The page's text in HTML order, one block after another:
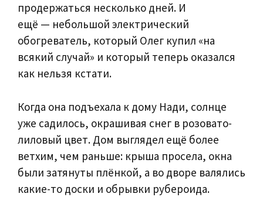
продержаться несколько дней. И
ещё — небольшой электрический
обогреватель, который Олег купил «на
всякий случай» и который теперь оказался
как нельзя кстати.
Когда она подъехала к дому Нади, солнце
уже садилось, окрашивая снег в розовато-
лиловый цвет. Дом выглядел ещё более
ветхим, чем раньше: крыша просела, окна
были затянуты плёнкой, а во дворе валялись
какие-то доски и обрывки рубероида.